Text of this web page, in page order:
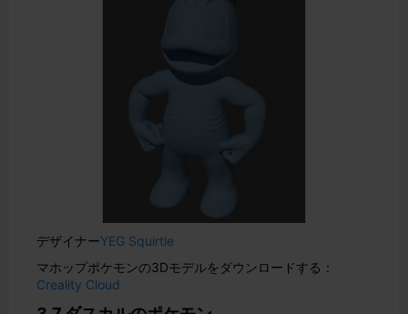
デザイナーYEG Squirtle
マホップポケモンの3Dモデルをダウンロードする：
Creality Cloud